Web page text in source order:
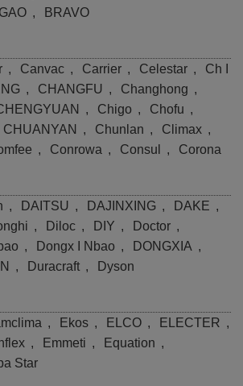
, BRAVO
, Canvac , Carrier , Celestar ,
Ch I
, CHANGFU , Changhong ,
, Chigo , Chofu ,
CHUANYAN , Chunlan , Climax ,
, Conrowa , Consul , Corona
, DAITSU , DAJINXING , DAKE ,
, Diloc , DIY , Doctor ,
, Dongx I Nbao , DONGXIA ,
, Duracraft , Dyson
, Ekos , ELCO , ELECTER ,
, Emmeti , Equation ,
Star